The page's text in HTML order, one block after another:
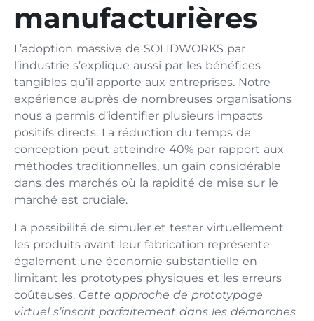
manufacturières
L’adoption massive de SOLIDWORKS par
l’industrie s’explique aussi par les bénéfices
tangibles qu’il apporte aux entreprises. Notre
expérience auprès de nombreuses organisations
nous a permis d’identifier plusieurs impacts
positifs directs. La réduction du temps de
conception peut atteindre 40% par rapport aux
méthodes traditionnelles, un gain considérable
dans des marchés où la rapidité de mise sur le
marché est cruciale.
La possibilité de simuler et tester virtuellement
les produits avant leur fabrication représente
également une économie substantielle en
limitant les prototypes physiques et les erreurs
coûteuses. Cette approche de prototypage
virtuel s’inscrit parfaitement dans les démarches